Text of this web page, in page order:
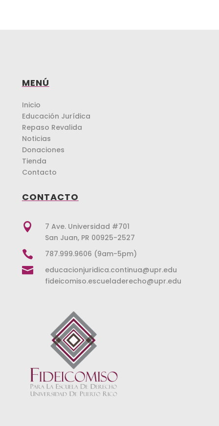
MENÚ
Inicio
Educación Jurídica
Repaso Revalida
Noticias
Donaciones
Tienda
Contacto
CONTACTO

7 Ave. Universidad #701
San Juan, PR 00925-2527
 787.999.9606 (9am-5pm)

educacionjuridica.continua@upr.edu
fideicomiso.escueladerecho@upr.edu